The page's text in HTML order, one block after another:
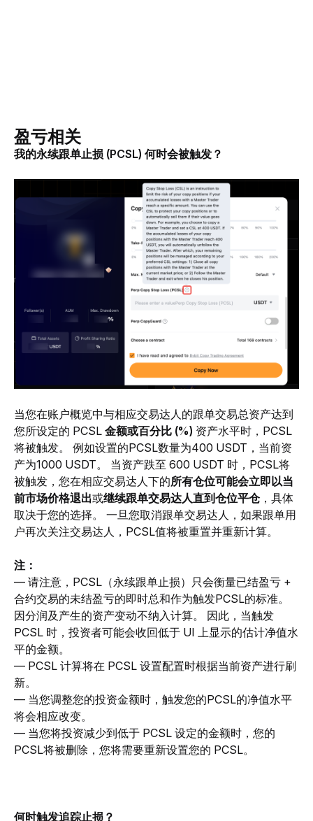
盈亏相关
我的永续跟单止损 (PCSL) 何时会被触发？
当您在账户概览中与相应交易达人的跟单交易总资产达到
您所设定的 PCSL 金额或百分比 (%) 资产水平时，PCSL
将被触发。 例如设置的PCSL数量为400 USDT，当前资
产为1000 USDT。 当资产跌至 600 USDT 时，PCSL将
被触发，您在相应交易达人下的所有仓位可能会立即以当
前市场价格退出或继续跟单交易达人直到仓位平仓，具体
取决于您的选择。 一旦您取消跟单交易达人，如果跟单用
户再次关注交易达人，PCSL值将被重置并重新计算。
注：
— 请注意，PCSL（永续跟单止损）只会衡量已结盈亏 +
合约交易的未结盈亏的即时总和作为触发PCSL的标准。
因分润及产生的资产变动不纳入计算。 因此，当触发
PCSL 时，投资者可能会收回低于 UI 上显示的估计净值水
平的金额。
— PCSL 计算将在 PCSL 设置配置时根据当前资产进行刷
新。
— 当您调整您的投资金额时，触发您的PCSL的净值水平
将会相应改变。
— 当您将投资减少到低于 PCSL 设定的金额时，您的
PCSL将被删除，您将需要重新设置您的 PCSL。
何时触发追踪止损？